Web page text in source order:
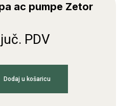
ac pumpe Zetor
PDV
Dodaj u košaricu